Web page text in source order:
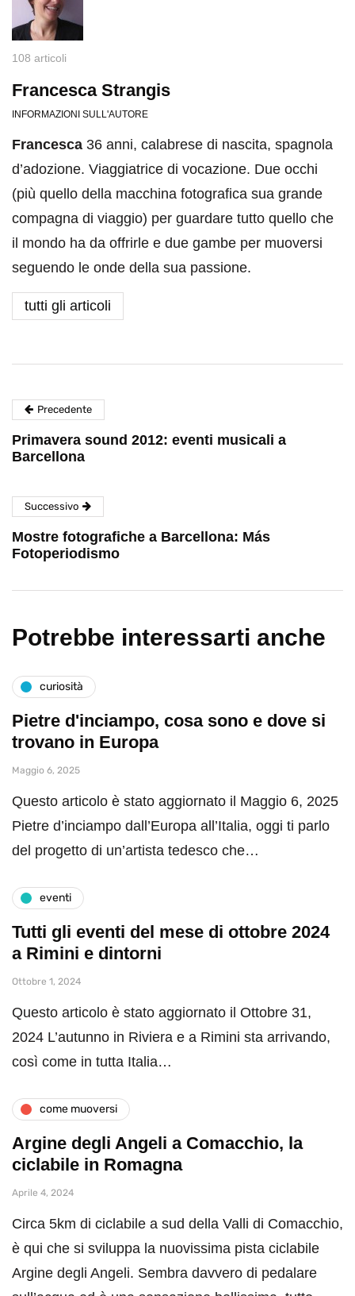
108 articoli
Francesca Strangis
INFORMAZIONI SULL'AUTORE
Francesca 36 anni, calabrese di nascita, spagnola
d’adozione. Viaggiatrice di vocazione. Due occhi
(più quello della macchina fotografica sua grande
compagna di viaggio) per guardare tutto quello che
il mondo ha da offrirle e due gambe per muoversi
seguendo le onde della sua passione.
tutti gli articoli
Precedente
Primavera sound 2012: eventi musicali a
Barcellona
Successivo
Mostre fotografiche a Barcellona: Más
Fotoperiodismo
Potrebbe interessarti anche
curiosità
Pietre d'inciampo, cosa sono e dove si
trovano in Europa
Maggio 6, 2025
Questo articolo è stato aggiornato il Maggio 6, 2025
Pietre d’inciampo dall’Europa all’Italia, oggi ti parlo
del progetto di un’artista tedesco che…
eventi
Tutti gli eventi del mese di ottobre 2024
a Rimini e dintorni
Ottobre 1, 2024
Questo articolo è stato aggiornato il Ottobre 31,
2024 L’autunno in Riviera e a Rimini sta arrivando,
così come in tutta Italia…
come muoversi
Argine degli Angeli a Comacchio, la
ciclabile in Romagna
Aprile 4, 2024
Circa 5km di ciclabile a sud della Valli di Comacchio,
è qui che si sviluppa la nuovissima pista ciclabile
Argine degli Angeli. Sembra davvero di pedalare